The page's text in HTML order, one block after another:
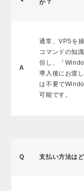
か？
A
通常、VPSを
コマンドの知
但し、「
導入後にお渡
は不要で
可能です。
Q 支払い方法は